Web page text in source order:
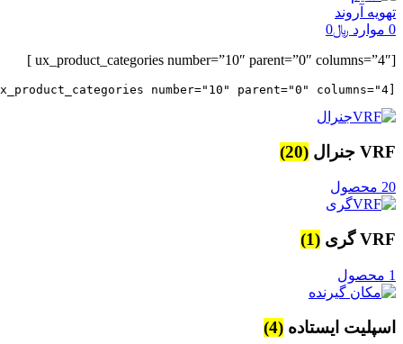
0 موارد ﷼0
[ux_product_categories number=”10″ parent=”0″ columns=”4″ ]
VRF جنرال (20)
20 محصول
VRF گری (1)
1 محصول
اسپلیت ایستاده (4)